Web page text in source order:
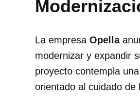
La empresa Opella
modernizar y expandir
proyecto contempla
orientado al cuidado de